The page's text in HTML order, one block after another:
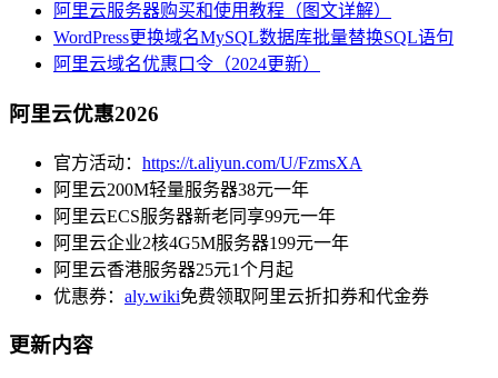
阿里云服务器购买和使用教程（图文详解）
WordPress更换域名MySQL数据库批量替换SQL语句
阿里云域名优惠口令（2024更新）
阿里云优惠2026
官方活动： https://t.aliyun.com/U/FzmsXA
阿里云200M轻量服务器38元一年
阿里云ECS服务器新老同享99元一年
阿里云企业2核4G5M服务器199元一年
阿里云香港服务器25元1个月起
优惠券： aly.wiki免费领取阿里云折扣券和代金券
更新内容